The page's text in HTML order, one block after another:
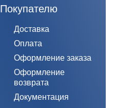
Покупателю
Доставка
Оплата
Оформление заказа
Оформление
возврата
Документация